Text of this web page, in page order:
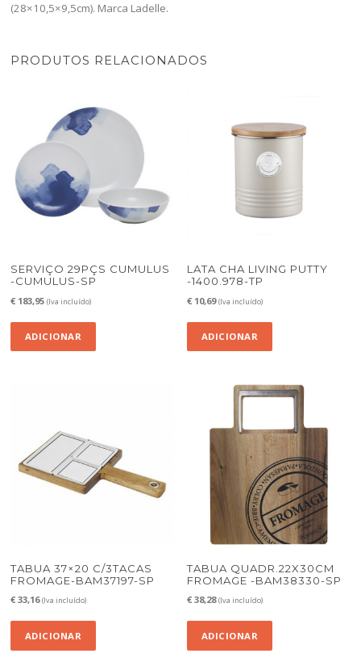
(28×10,5×9,5cm). Marca Ladelle.
PRODUTOS RELACIONADOS
SERVIÇO 29PÇS CUMULUS
-CUMULUS-SP
€ 183,95 (Iva incluído)
ADICIONAR
LATA CHA LIVING PUTTY
-1400.978-TP
€ 10,69 (Iva incluído)
ADICIONAR
TABUA 37×20 C/3TACAS
FROMAGE-BAM37197-SP
€ 33,16 (Iva incluído)
ADICIONAR
TABUA QUADR.22X30CM
FROMAGE -BAM38330-SP
€ 38,28 (Iva incluído)
ADICIONAR